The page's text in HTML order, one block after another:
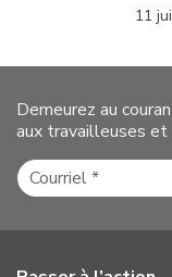
11
Demeurez au
aux travailleuses et